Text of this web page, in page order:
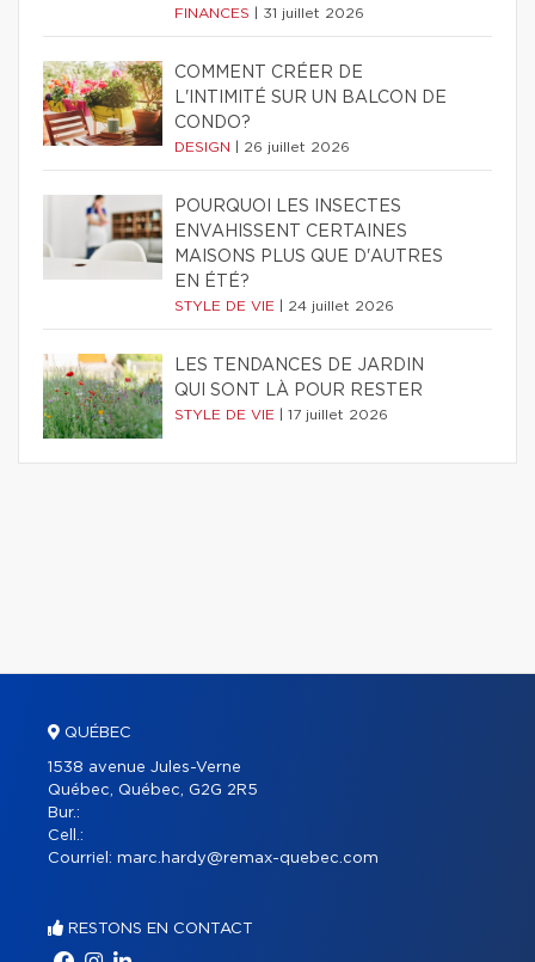
FINANCES 31 juillet 2026
COMMENT CRÉER DE
L'INTIMITÉ SUR UN BALCON DE
CONDO?
DESIGN 26 juillet 2026
POURQUOI LES INSECTES
ENVAHISSENT CERTAINES
MAISONS PLUS QUE D'AUTRES
EN ÉTÉ?
STYLE DE VIE 24 juillet 2026
LES TENDANCES DE JARDIN
QUI SONT LÀ POUR RESTER
STYLE DE VIE 17 juillet 2026
QUÉBEC
1538 avenue Jules-Verne
Québec, Québec, G2G 2R5
Bur.:
Cell.:
Courriel: marc.hardy@remax-quebec.com
RESTONS EN CONTACT